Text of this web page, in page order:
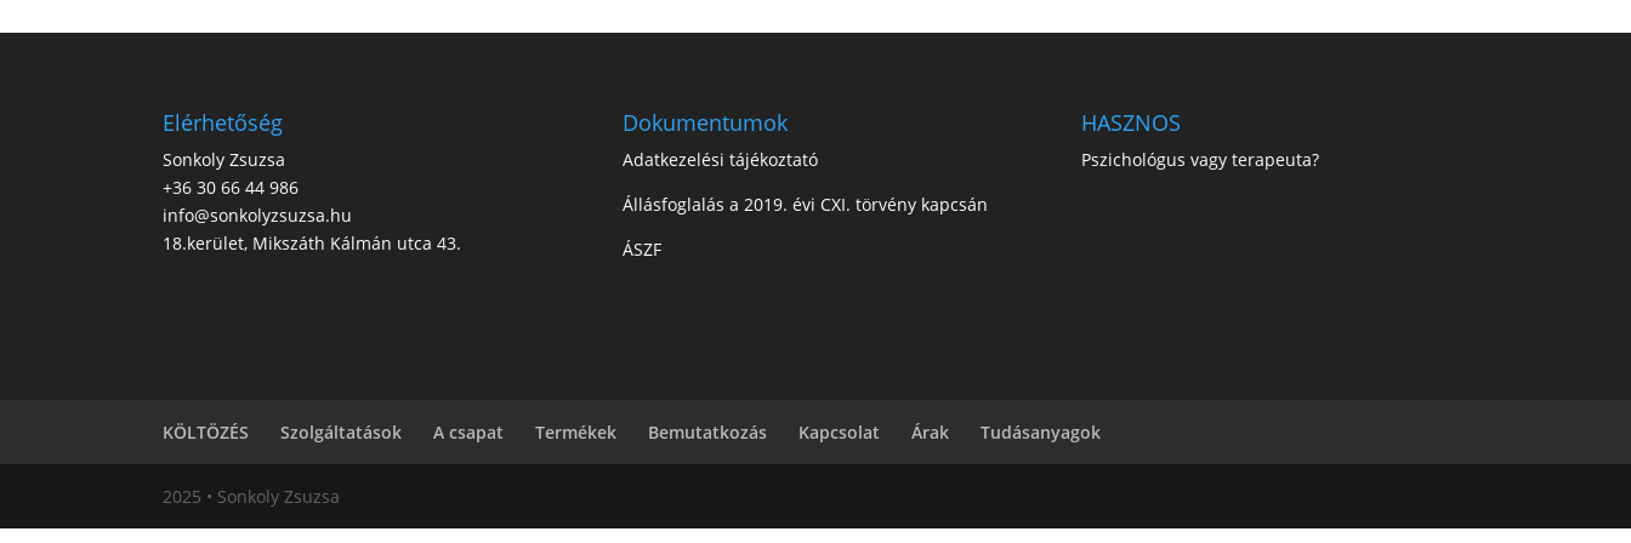
Elérhetőség
Sonkoly Zsuzsa
+36 30 66 44 986
info@sonkolyzsuzsa.hu
18.kerület, Mikszáth Kálmán utca 43.
Dokumentumok
Adatkezelési tájékoztató
Állásfoglalás a 2019. évi CXI. törvény kapcsán
ÁSZF
HASZNOS
Pszichológus vagy terapeuta?
KÖLTÖZÉS Szolgáltatások A csapat Termékek Bemutatkozás Kapcsolat Árak Tudásanyagok
2025 • Sonkoly Zsuzsa